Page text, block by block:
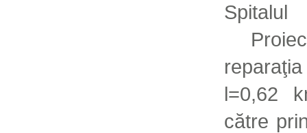
l=0,62
către